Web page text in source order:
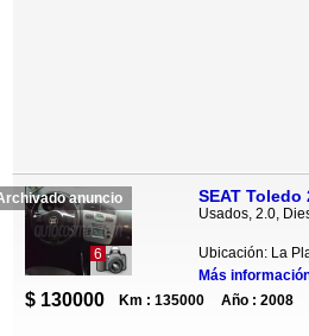
anuncio
6
Usados, 2.0,
Ubicación: La
Más
$ 130000 Km : 135000
Año : 2008